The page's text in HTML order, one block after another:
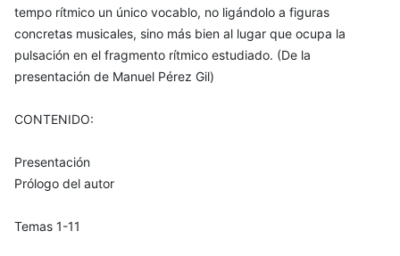
tempo rítmico un único vocablo, no ligándolo a figuras
concretas musicales, sino más bien al lugar que ocupa la
pulsación en el fragmento rítmico estudiado. (De la
presentación de Manuel Pérez Gil)
CONTENIDO:
Presentación
Prólogo del autor
Temas 1-11